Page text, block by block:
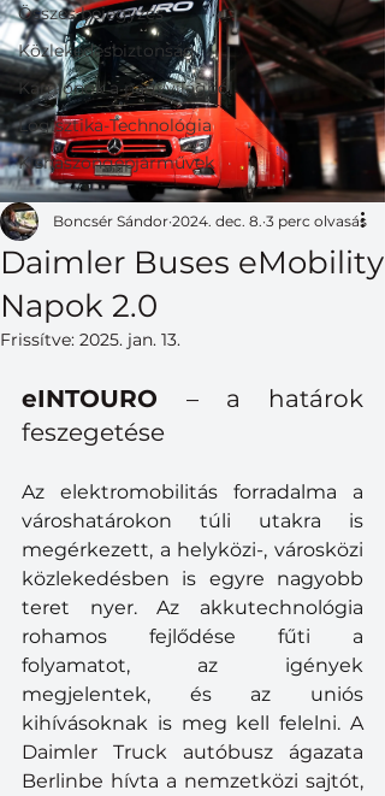
Összes bejegyzés
Közlekedésbiztonság
Kamionok a nagyvilágból
Logisztika-Technológia
Kishaszongépjárművek
Daimler Buses eMobility
Napok 2.0
Boncsér Sándor 2024. dec. 8. 3 perc olvasás
Frissítve: 2025. jan. 13.
eINTOURO – a határok
feszegetése
Az elektromobilitás forradalma a
városhatárokon túli utakra is
megérkezett, a helyközi-, városközi
közlekedésben is egyre nagyobb
teret nyer. Az akkutechnológia
rohamos fejlődése fűti a
folyamatot, az igények
megjelentek, és az uniós
kihívásoknak is meg kell felelni. A
Daimler Truck autóbusz ágazata
Berlinbe hívta a nemzetközi sajtót,